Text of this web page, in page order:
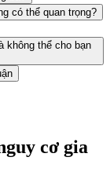
có thể quan trọng?
không thể cho bạn
cơ gia